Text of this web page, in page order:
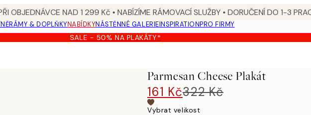
OBJEDNÁVCE NAD 1 299 Kč • NABÍZÍME RÁMOVACÍ SLUŽBY • DORUČENÍ DO 1-3
RÁMY & DOPLŇKYNABÍDKYNÁSTĚNNÉ GALERIEINSPIRATIONPRO FIRMY
SALE - 50% NA PLAKÁTY*
Parmesan Cheese Plakát
161 Kč322 Kč
Vybrat velikost